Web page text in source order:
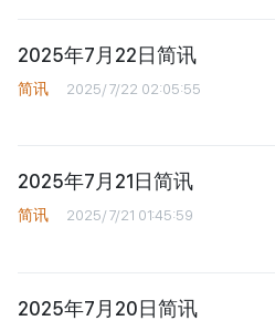
2025年7月22日简讯
简讯 2025/7/22 02:05:55
2025年7月21日简讯
简讯 2025/7/21 01:45:59
2025年7月20日简讯